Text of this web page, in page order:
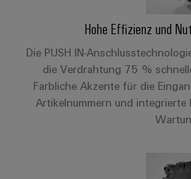
Hohe Effizienz und
Die PUSH IN-
die Verdrahtung 75 %
Farbliche Akzente für die
Artikelnummern und